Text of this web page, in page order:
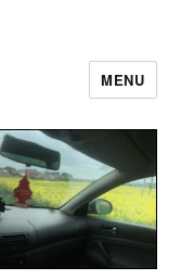
MENU